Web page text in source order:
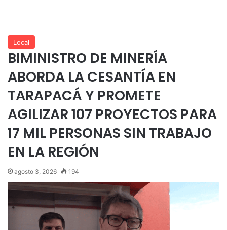
Local
BIMINISTRO DE MINERÍA
ABORDA LA CESANTÍA EN
TARAPACÁ Y PROMETE
AGILIZAR 107 PROYECTOS PARA
17 MIL PERSONAS SIN TRABAJO
EN LA REGIÓN
agosto 3, 2026 194